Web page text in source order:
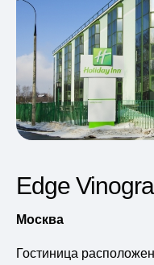
Edge
Москва
Гостиница